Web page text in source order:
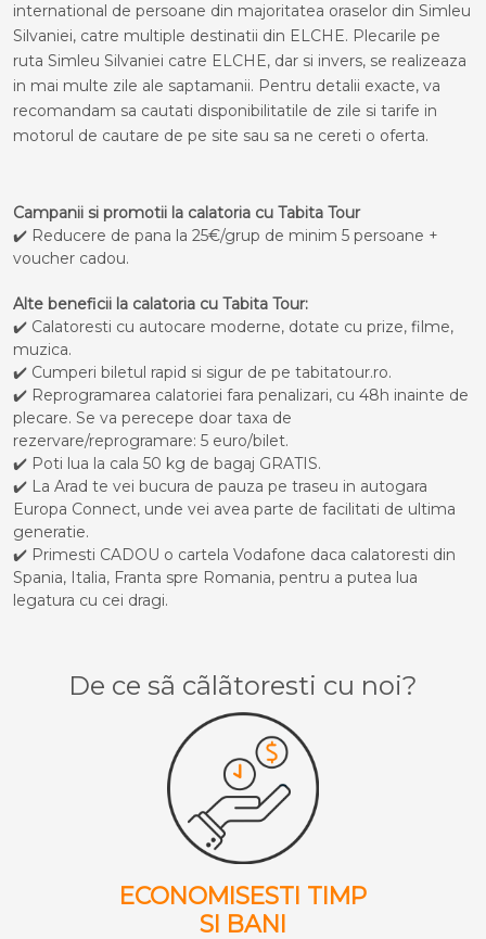
international de persoane din majoritatea oraselor din Simleu
Silvaniei, catre multiple destinatii din ELCHE. Plecarile pe
ruta Simleu Silvaniei catre ELCHE, dar si invers, se realizeaza
in mai multe zile ale saptamanii. Pentru detalii exacte, va
recomandam sa cautati disponibilitatile de zile si tarife in
motorul de cautare de pe site sau sa ne cereti o oferta.
Campanii si promotii la calatoria cu Tabita Tour
✔️ Reducere de pana la 25€/grup de minim 5 persoane +
voucher cadou.
Alte beneficii la calatoria cu Tabita Tour:
✔️ Calatoresti cu autocare moderne, dotate cu prize, filme,
muzica.
✔️ Cumperi biletul rapid si sigur de pe tabitatour.ro.
✔️ Reprogramarea calatoriei fara penalizari, cu 48h inainte de
plecare. Se va perecepe doar taxa de
rezervare/reprogramare: 5 euro/bilet.
✔️ Poti lua la cala 50 kg de bagaj GRATIS.
✔️ La Arad te vei bucura de pauza pe traseu in autogara
Europa Connect, unde vei avea parte de facilitati de ultima
generatie.
✔️ Primesti CADOU o cartela Vodafone daca calatoresti din
Spania, Italia, Franta spre Romania, pentru a putea lua
legatura cu cei dragi.
De ce sã cãlãtoresti cu noi?
ECONOMISESTI TIMP
SI BANI